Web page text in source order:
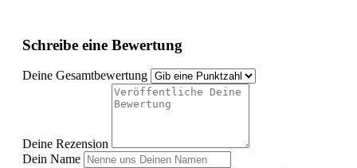
Schreibe eine Bewertung
Deine Gesamtbewertung
Deine Rezension
Dein Name